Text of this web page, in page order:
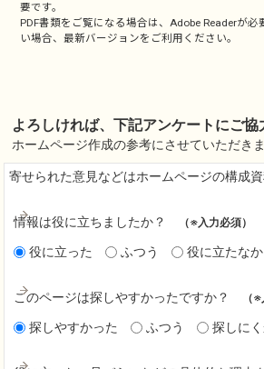
要です。
PDF書類をご覧になる場合は、Adobe Readerが必
い場合、最新バージョンをご利用ください。